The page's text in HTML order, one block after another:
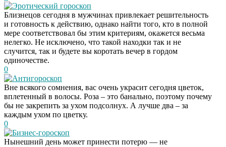
Эротический гороскоп
Близнецов сегодня в мужчинах привлекает решительность
и готовность к действию, однако найти того, кто в полной
мере соответствовал бы этим критериям, окажется весьма
нелегко. Не исключено, что такой находки так и не
случится, так и будете вы коротать вечер в гордом
одиночестве.
0
Антигороскоп
Вне всякого сомнения, вас очень украсит сегодня цветок,
вплетенный в волосы. Роза – это банально, поэтому почему
бы не закрепить за ухом подсолнух. А лучше два – за
каждым ухом по цветку.
0
Бизнес-гороскоп
Нынешний день может принести потерю — не